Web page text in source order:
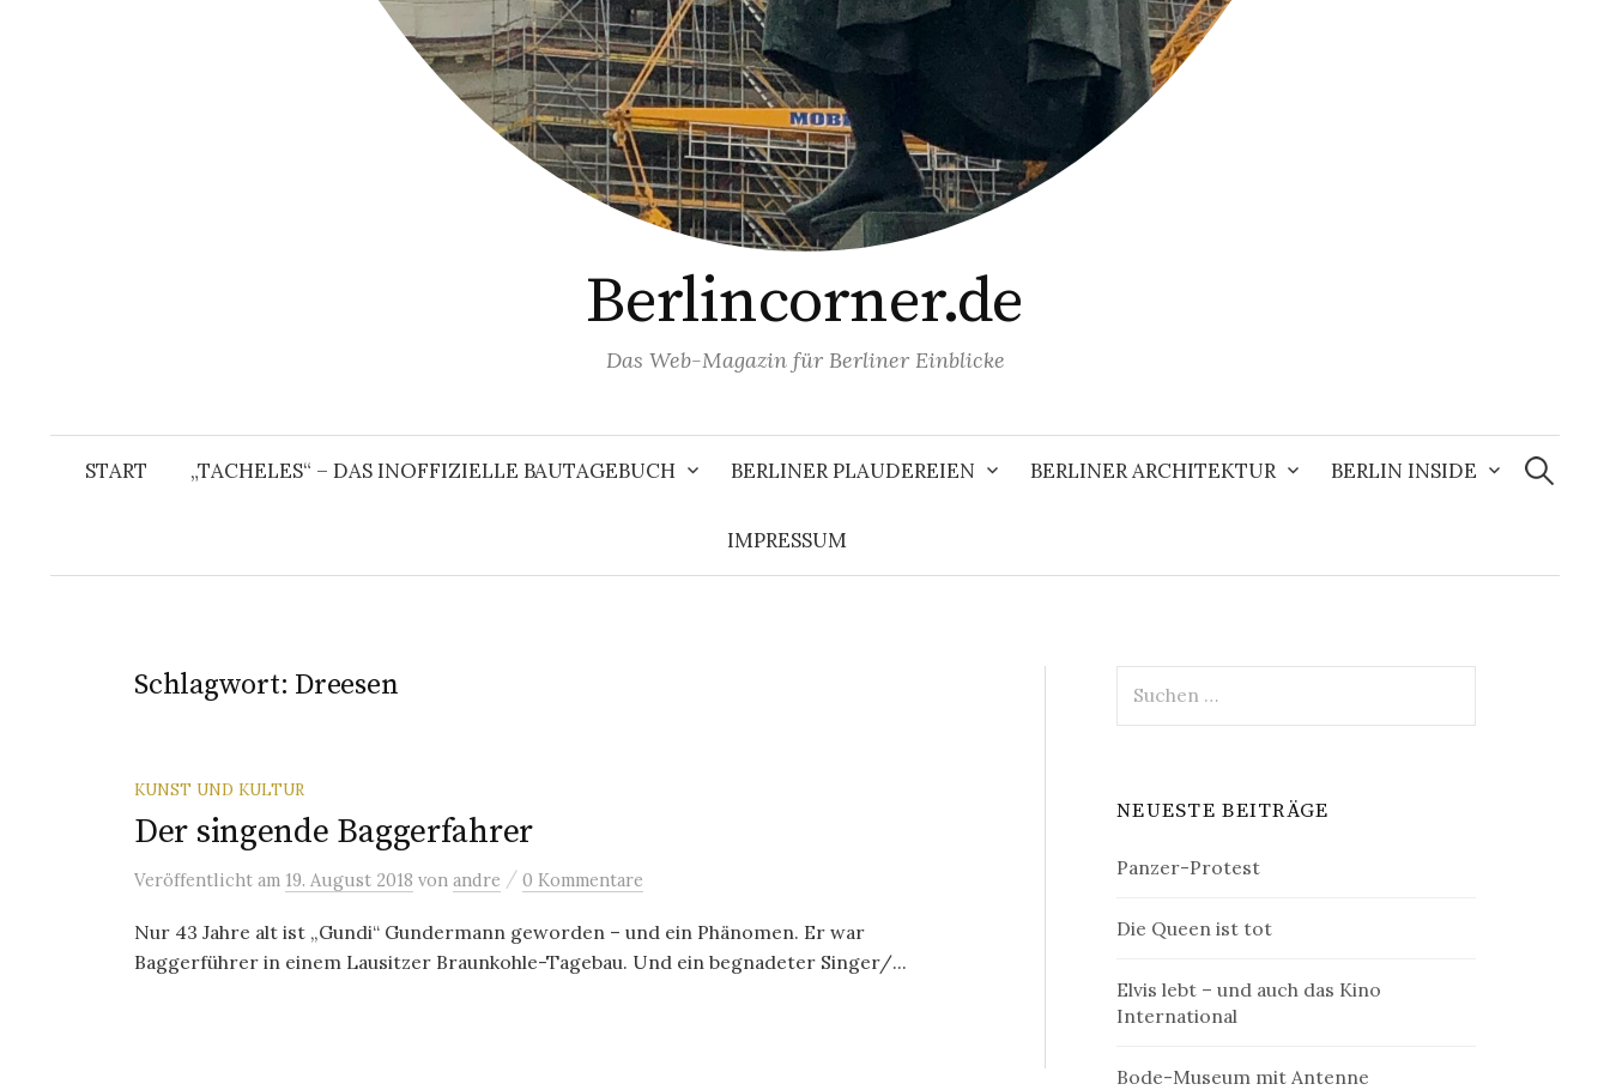
Berlincorner.de
Das Web-Magazin für Berliner Einblicke
START „TACHELES“ – DAS INOFFIZIELLE BAUTAGEBUCH BERLINER PLAUDEREIEN BERLINER ARCHITEKTUR BERLIN INSIDE
IMPRESSUM
Suchen
nach:
Schlagwort: Dreesen
KUNST UND KULTUR
Der singende Baggerfahrer
Veröffentlicht am 19. August 2018 von andre / 0 Kommentare
Nur 43 Jahre alt ist „Gundi“ Gundermann geworden – und ein Phänomen. Er war
Baggerführer in einem Lausitzer Braunkohle-Tagebau. Und ein begnadeter Singer/...
nach:
NEUESTE BEITRÄGE
Panzer-Protest
Die Queen ist tot
Elvis lebt – und auch das Kino
International
Bode-Museum mit Antenne